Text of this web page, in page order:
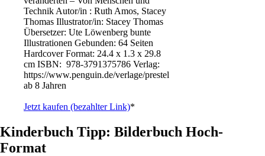
Technik Autor/in : Ruth Amos, Stacey
Thomas Illustrator/in: Stacey Thomas
Übersetzer: Ute Löwenberg bunte
Illustrationen Gebunden: 64 Seiten
Hardcover Format: 24.4 x 1.3 x 29.8
cm ISBN: ‎ 978-3791375786 Verlag:
https://www.penguin.de/verlage/prestel
ab 8 Jahren
Jetzt kaufen (bezahlter Link)*
Kinderbuch Tipp: Bilderbuch Hoch-
Format